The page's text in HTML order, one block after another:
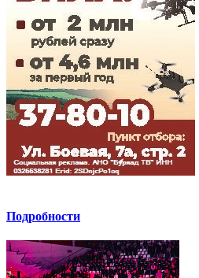
Подробности